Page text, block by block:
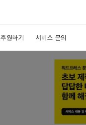
후원하기 서비스 문의